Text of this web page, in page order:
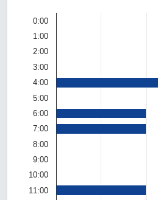
0:00
1:00
2:00
3:00
4:00
5:00
6:00
7:00
8:00
9:00
10:00
11:00